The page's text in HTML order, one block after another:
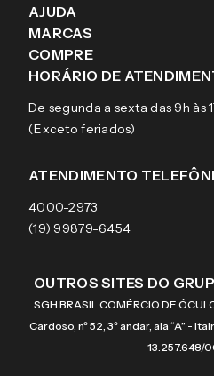
Sobre a eÓtica
Aviso de privacidade
Termos e condições de uso
AJUDA
Trocas e Devoluções
Pagamentos
Garantias
MARCAS
Ray-Ban
Tecnol
Arnette
Burberry
COMPRE
Óculos de sol
Lentes de contato
HORÁRIO DE
De segunda a sexta das 9h às
(Exceto feriados)
ATENDIMENTO
4000-2973
(19) 99879-6454
OUTROS SITES DO
SGH BRASIL COMÉRCIO DE
Cardoso, nº 52, 3º andar, ala “A” -
13.257.648/